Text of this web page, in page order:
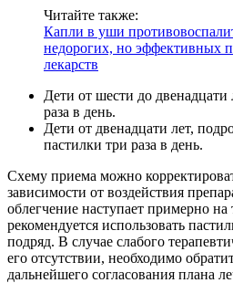
Читайте также:
Капли в уши
недорогих, но эффективных
лекарств
Дети от шести до
раза в день.
Дети от двенадцати лет,
пастилки три раза в день.
Схему приема можно
зависимости от воздействия
облегчение наступает примерно
рекомендуется использовать
подряд. В случае слабого
его отсутствии, необходимо
дальнейшего согласования плана